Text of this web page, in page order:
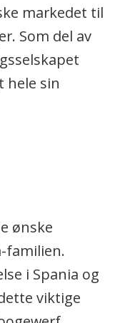
markedet til
Som del av
hele sin
ønske
familien.
i Spania og
viktige